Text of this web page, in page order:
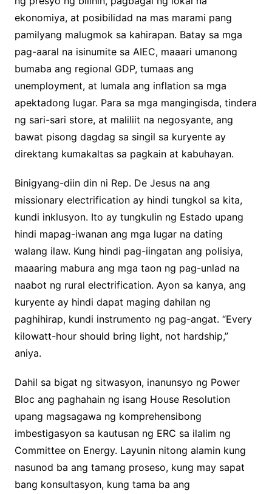
ekonomiya, at posibilidad na mas marami pang
pamilyang malugmok sa kahirapan. Batay sa mga
pag-aaral na isinumite sa AIEC, maaari umanong
bumaba ang regional GDP, tumaas ang
unemployment, at lumala ang inflation sa mga
apektadong lugar. Para sa mga mangingisda, tindera
ng sari-sari store, at maliliit na negosyante, ang
bawat pisong dagdag sa singil sa kuryente ay
direktang kumakaltas sa pagkain at kabuhayan.
Binigyang-diin din ni Rep. De Jesus na ang
missionary electrification ay hindi tungkol sa kita,
kundi inklusyon. Ito ay tungkulin ng Estado upang
hindi mapag-iwanan ang mga lugar na dating
walang ilaw. Kung hindi pag-iingatan ang polisiya,
maaaring mabura ang mga taon ng pag-unlad na
naabot ng rural electrification. Ayon sa kanya, ang
kuryente ay hindi dapat maging dahilan ng
paghihirap, kundi instrumento ng pag-angat. “Every
kilowatt-hour should bring light, not hardship,”
aniya.
Dahil sa bigat ng sitwasyon, inanunsyo ng Power
Bloc ang paghahain ng isang House Resolution
upang magsagawa ng komprehensibong
imbestigasyon sa kautusan ng ERC sa ilalim ng
Committee on Energy. Layunin nitong alamin kung
nasunod ba ang tamang proseso, kung may sapat
bang konsultasyon, kung tama ba ang